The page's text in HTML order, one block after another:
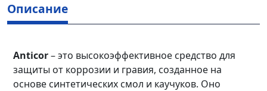
Описание
Anticor– это высокоэффективное средство для
защиты от коррозии и гравия, созданное на
основе синтетических смол и каучуков. Оно